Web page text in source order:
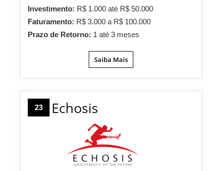
Investimento: R$ 1.000 até R$ 50.000
Faturamento: R$ 3.000 a R$ 100.000
Prazo de Retorno: 1 até 3 meses
Saiba Mais
23 Echosis